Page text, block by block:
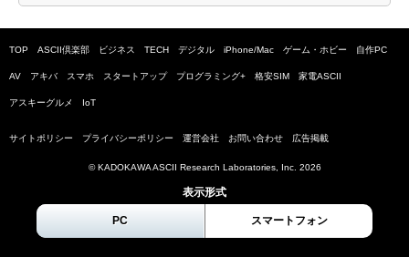
TOP ASCII倶楽部 ビジネス TECH デジタル iPhone/Mac ゲーム・ホビー 自作PC
AV アキバ スマホ スタートアップ プログラミング+ 格安SIM 家電ASCII
アスキーグルメ IoT
サイトポリシー プライバシーポリシー 運営会社 お問い合わせ 広告掲載
© KADOKAWA ASCII Research Laboratories, Inc. 2026
表示形式
PC スマートフォン